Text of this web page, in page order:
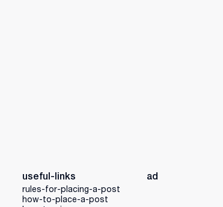
useful-links
rules-for-placing-a-post
how-to-place-a-post
ad